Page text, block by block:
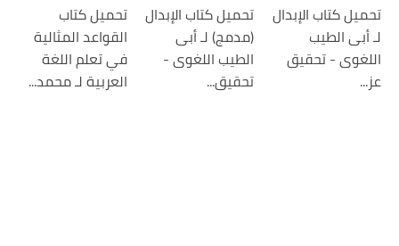
تحميل كتاب الإبدال
لـ أبى الطيب
اللغوى - تحقيق
عز...
تحميل كتاب الإبدال
(مدمج) لـ أبى
الطيب اللغوى -
تحقيق...
تحميل كتاب
القواعد المثالية
في تعلم اللغة
العربية لـ محمد...